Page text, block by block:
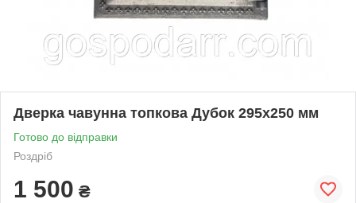
Дверка чавунна топкова Дубок 295х250 мм
Готово до відправки
Роздріб
1 500 ₴